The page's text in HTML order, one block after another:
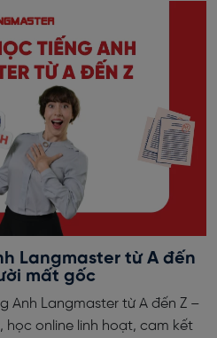
Langmaster từ A đến
mất gốc
Anh Langmaster từ A đến Z –
online linh hoạt, cam kết